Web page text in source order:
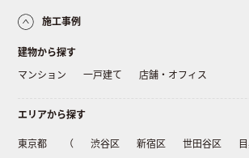
施工事例
建物から探す
マンション
一戸建て 店舗・オフィス
エリアから探す
東京都 （ 渋谷区 新宿区 世田谷区